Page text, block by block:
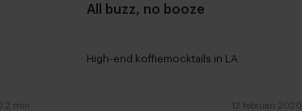
2 min
All buzz, no booze
High-end koffiemocktails in LA
12 februari 2020